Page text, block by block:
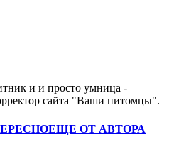
и и просто умница -
сайта "Ваши питомцы".
ЕЩЕ ОТ АВТОРА